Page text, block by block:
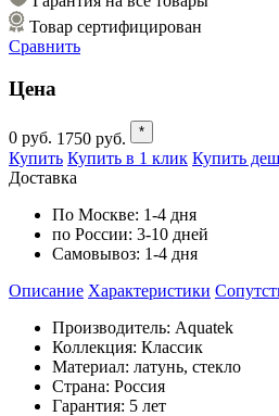
Товар сертифицирован
Сравнить
Цена
0 руб. 1750 руб. *
Купить Купить в 1 клик Купить
Доставка
По Москве: 1-4 дня
по России: 3-10 дней
Самовывоз: 1-4 дня
Описание Характеристики
Производитель: Aquatek
Коллекция: Классик
Материал: латунь, стекло
Страна: Россия
Гарантия: 5 лет